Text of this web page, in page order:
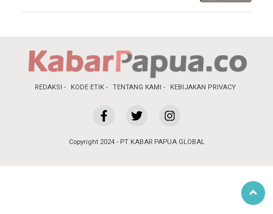
REDAKSI KODE ETIK TENTANG KAMI KEBIJAKAN PRIVACY
Copyright 2024 - PT KABAR PAPUA GLOBAL